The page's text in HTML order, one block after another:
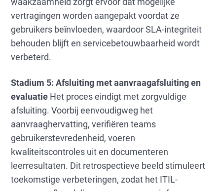
vertragingen worden aangepakt voordat ze
gebruikers beïnvloeden, waardoor SLA-integriteit
behouden blijft en servicebetouwbaarheid wordt
verbeterd.
Stadium 5: Afsluiting met aanvraagafsluiting en
evaluatie Het proces eindigt met zorgvuldige
afsluiting. Voorbij eenvoudigweg het
aanvraaghervatting, verifiëren teams
gebruikerstevredenheid, voeren
kwaliteitscontroles uit en documenteren
leerresultaten. Dit retrospectieve beeld stimuleert
toekomstige verbeteringen, zodat het ITIL-